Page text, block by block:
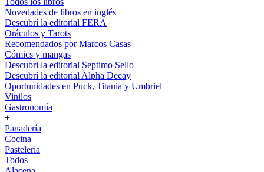
Novedades de libros en inglés
Descubrí la editorial FERA
Oráculos y Tarots
Recomendados por Marcos Casas
Cómics y mangas
Descubri la editorial Septimo Sello
Descubrí la editorial Alpha Decay
Oportunidades en Puck, Titania y Umbriel
Vinilos
Gastronomía
+
Panadería
Cocina
Pastelería
Todos